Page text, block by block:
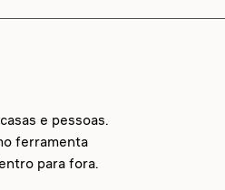
e pessoas.
ferramenta
para fora.